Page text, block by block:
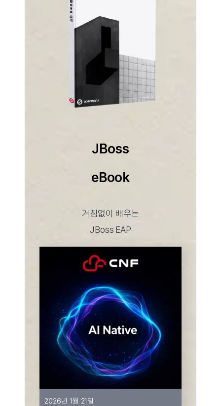
JBoss
eBook
거침없이 배우는
JBoss EAP
2026년 1월 21일